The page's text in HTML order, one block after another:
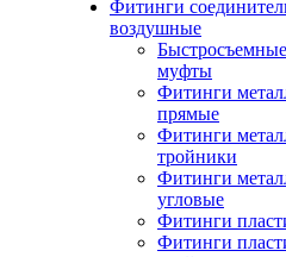
Фитинги
воздушные
муфты
Фитинги
прямые
Фитинги
тройники
Фитинги
угловые
Фитинги
Фитинги